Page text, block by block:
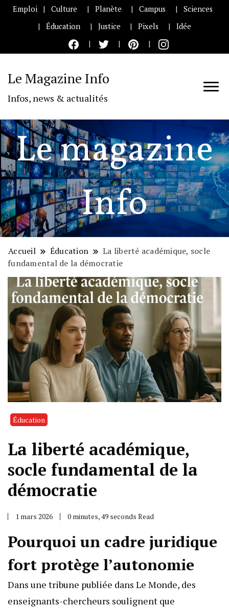
Emploi Culture Planète Campus
Sciences
Éducation
Justice Pixels Idée
Le Magazine Info
Infos, news & actualités
Le magazine
Info
Accueil Éducation
La liberté académique, socle
fundamental de la démocratie
Éducation
La liberté académique,
socle fundamental de la
démocratie
1 mars 2026 0 minutes, 49 seconds Read
Pourquoi un cadre juridique
fort protège l’autonomie
Dans une tribune publiée dans Le Monde, des
enseignants-chercheurs soulignent que